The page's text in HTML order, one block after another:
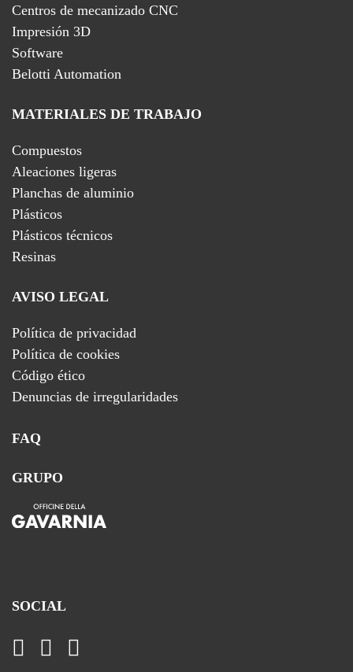
Centros de mecanizado CNC
Impresión 3D
Software
Belotti Automation
MATERIALES DE TRABAJO
Compuestos
Aleaciones ligeras
Planchas de aluminio
Plásticos
Plásticos técnicos
Resinas
AVISO LEGAL
Política de privacidad
Política de cookies
Código ético
Denuncias de irregularidades
FAQ
GRUPO
SOCIAL